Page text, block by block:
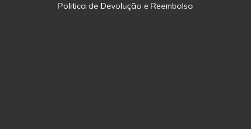
Politica de Devolução e Reembolso